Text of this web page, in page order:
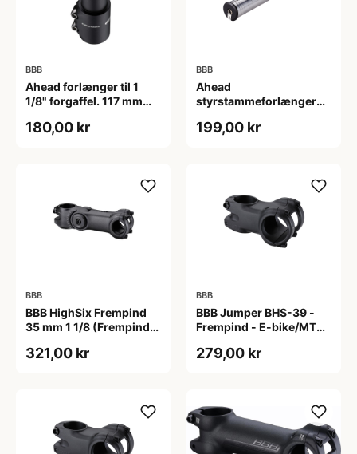
BBB
Ahead forlænger til 1
1/8" forgaffel. 117 mm
180,00 kr
BBB
Ahead
styrstammeforlænger
199,00 kr
BBB
BBB HighSix Frempind
35 mm 1 1/8 (Frempind
321,00 kr
BBB
BBB Jumper BHS-39 -
Frempind - E-bike/MTB -
279,00 kr